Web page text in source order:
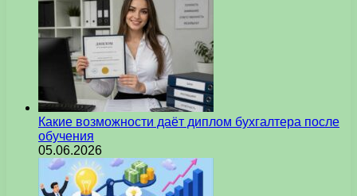
Какие возможности даёт диплом бухгалтера после
обучения
05.06.2026